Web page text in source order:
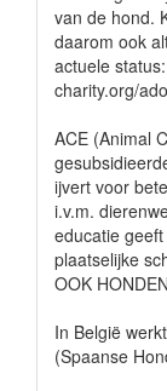
van de hond.
daarom ook
actuele
charity.org/
ACE (Animal
ijvert voor
i.v.m.
educatie
plaatselijke
OOK
In België
(Spaanse